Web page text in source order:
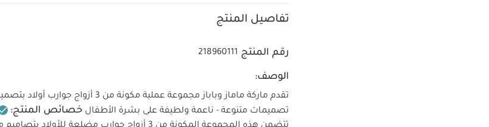
تفاصيل المنتج
رقم المنتج 218960111
الوصف:
تصميمات متنوعة - ناعمة ولطيفة على بشرة الأطفال
خصائص المنتج: